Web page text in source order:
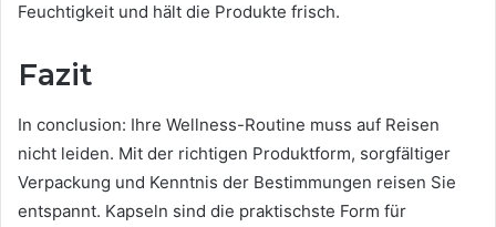
Feuchtigkeit und hält die Produkte frisch.
Fazit
In conclusion: Ihre Wellness-Routine muss auf Reisen
nicht leiden. Mit der richtigen Produktform, sorgfältiger
Verpackung und Kenntnis der Bestimmungen reisen Sie
entspannt. Kapseln sind die praktischste Form für